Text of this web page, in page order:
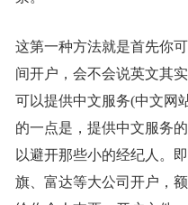
这第一种方法就是首先你
间开户，会不会说英文其
可以提供中文服务(中文网
的一点是，提供中文服务
以避开那些小的经纪人。
旗、富达等大公司开户，